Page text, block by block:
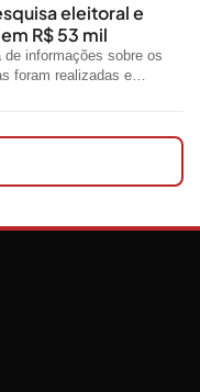
eleitoral e
R$ 53 mil
de informações sobre os
foram realizadas e